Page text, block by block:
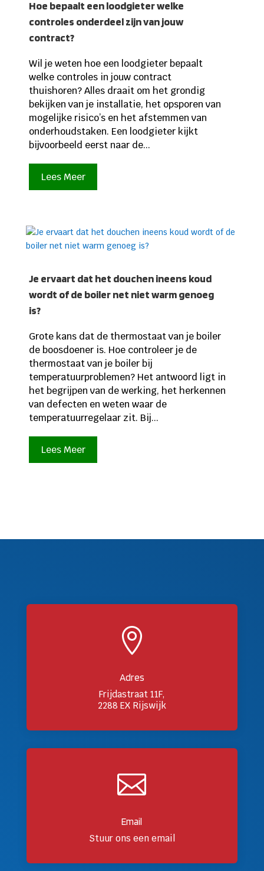
Hoe bepaalt een loodgieter welke
controles onderdeel zijn van jouw
contract?
Wil je weten hoe een loodgieter bepaalt
welke controles in jouw contract
thuishoren? Alles draait om het grondig
bekijken van je installatie, het opsporen van
mogelijke risico’s en het afstemmen van
onderhoudstaken. Een loodgieter kijkt
bijvoorbeeld eerst naar de...
Lees Meer
Je ervaart dat het douchen ineens koud
wordt of de boiler net niet warm genoeg
is?
Grote kans dat de thermostaat van je boiler
de boosdoener is. Hoe controleer je de
thermostaat van je boiler bij
temperatuurproblemen? Het antwoord ligt in
het begrijpen van de werking, het herkennen
van defecten en weten waar de
temperatuurregelaar zit. Bij...
Lees Meer

Adres
Frijdastraat 11F,
2288 EX Rijswijk

Email
Stuur ons een email